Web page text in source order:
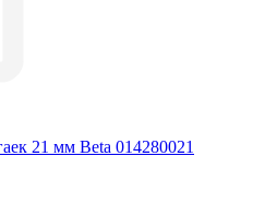
21 мм Beta 014280021